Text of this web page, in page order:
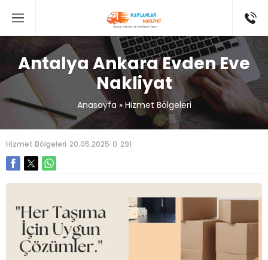
Antalya Ankara Evden Eve
Nakliyat
Anasayfa» Hizmet Bölgeleri
Hizmet Bölgeleri 20.05.2025 0 291